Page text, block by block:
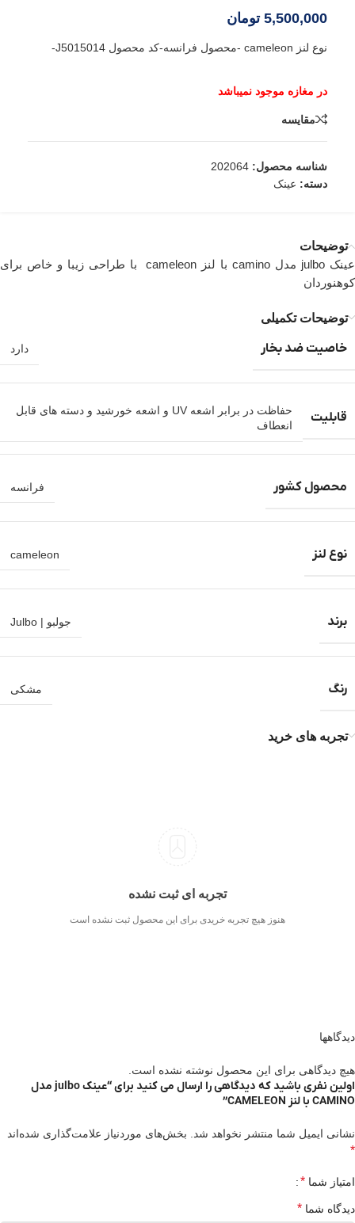
5,500,000 تومان
نوع لنز cameleon -محصول فرانسه-کد محصول J5015014-
مقایسه
شناسه محصول: 202064
دسته: عینک
توضیحات
عینک
julbo مدل camino با لنز cameleon با طراحی زیبا و خاص برای
کوهنوردان
توضیحات تکمیلی
خاصیت ضد بخار دارد
قابلیت
حفاظت در برابر اشعه UV و اشعه خورشید و دسته های قابل
انعطاف
محصول کشور فرانسه
نوع لنز cameleon
برند جولبو | Julbo
رنگ مشکی
تجربه های خرید
تجربه ای ثبت نشده
هنوز هیچ تجربه خریدی برای این محصول ثبت نشده است
دیدگاهها
هیچ دیدگاهی برای این محصول نوشته نشده است.
اولین نفری باشید که دیدگاهی را ارسال می کنید برای “عینک julbo مدل
CAMINO با لنز CAMELEON”
نشانی ایمیل شما منتشر نخواهد شد. بخش‌های موردنیاز علامت‌گذاری شده‌اند
*
امتیاز شما *
دیدگاه شما *